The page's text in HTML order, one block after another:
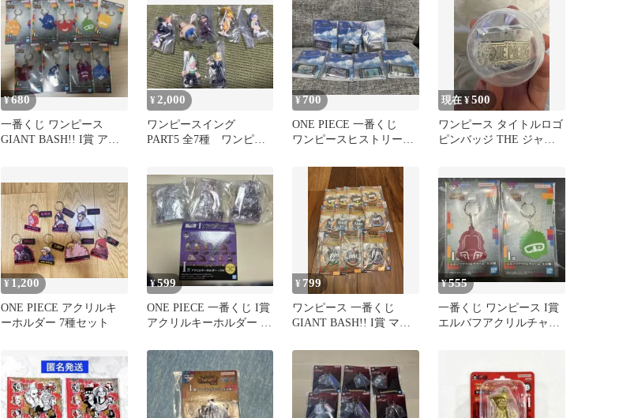
¥680
一番くじ ワンピース
GIANT BASH!! I賞 アク
¥ 2,000
ワンピースイング
PART5 全7種 ワンピー
¥ 700
ONE PIECE 一番くじ
ワンピースヒストリー
セット
現在 ¥500
ワンピース タイトルロゴ
ピンバッジ THE ジャン
¥ 1,200
ONE PIECE アクリルキ
ーホルダー 7種セット
¥599
ONE PIECE 一番くじ I賞
アクリルキーホルダー 3
¥ 799
ワンピース 一番くじ
GIANT BASH!! I賞 マー
¥555
一番くじ ワンピース I賞
エルバフアクリルチャー